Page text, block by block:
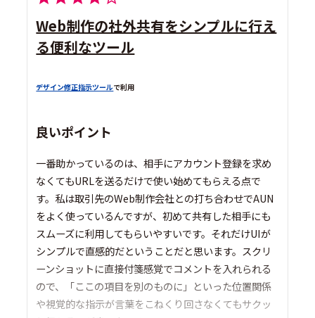
Web制作の社外共有をシンプルに行え
る便利なツール
デザイン修正指示ツールで利用
良いポイント
一番助かっているのは、相手にアカウント登録を求め
なくてもURLを送るだけで使い始めてもらえる点で
す。私は取引先のWeb制作会社との打ち合わせでAUN
をよく使っているんですが、初めて共有した相手にも
スムーズに利用してもらいやすいです。それだけUIが
シンプルで直感的だということだと思います。スクリ
ーンショットに直接付箋感覚でコメントを入れられる
ので、「ここの項目を別のものに」といった位置関係
や視覚的な指示が言葉をこねくり回さなくてもサクッ